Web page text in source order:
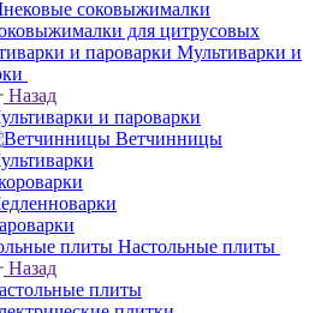
соковыжималки
для цитрусовых
Мультиварки и
Назад
и пароварки
Ветчинницы
Настольные плиты
Назад
плиты